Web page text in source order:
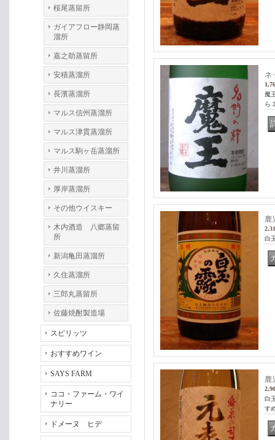
桜尾蒸留所
ガイアフロー静岡蒸
溜所
嘉之助蒸留所
安積蒸溜所
長濱蒸溜所
マルス信州蒸溜所
マルス津貫蒸溜所
マルス駒ヶ岳蒸溜所
井川蒸溜所
厚岸蒸溜所
その他ウイスキー
木内酒造 八郷蒸留
所
新潟亀田蒸溜所
久住蒸溜所
三郎丸蒸留所
佐藤焼酎製造場
スピリッツ
おすすめワイン
SAYS FARM
ココ・ファーム・ワイ
ナリー
ドメーヌ ヒデ
ネ
魔
ら
鹿
白
鹿
白
す